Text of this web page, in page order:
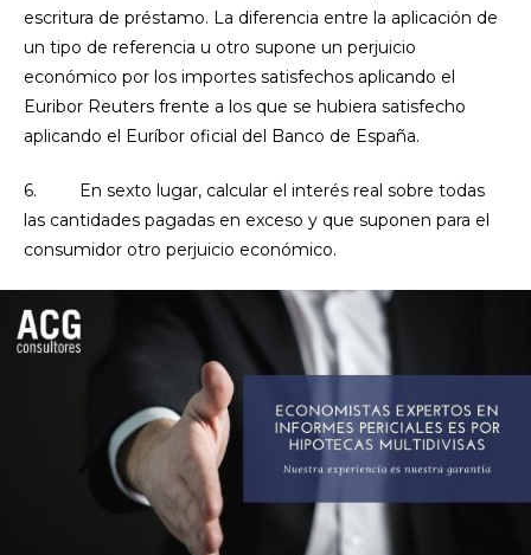
escritura de préstamo. La diferencia entre la aplicación de
un tipo de referencia u otro supone un perjuicio
económico por los importes satisfechos aplicando el
Euribor Reuters frente a los que se hubiera satisfecho
aplicando el Euríbor oficial del Banco de España.
6. En sexto lugar, calcular el interés real sobre todas
las cantidades pagadas en exceso y que suponen para el
consumidor otro perjuicio económico.